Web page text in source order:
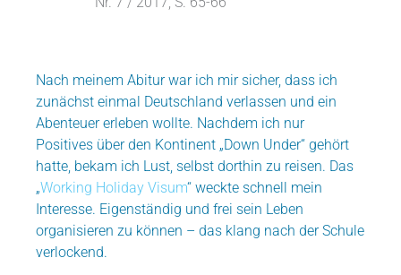
Nach meinem Abitur war ich mir sicher, dass ich
zunächst einmal Deutschland verlassen und ein
Abenteuer erleben wollte. Nachdem ich nur
Positives über den Kontinent „Down Under“ gehört
hatte, bekam ich Lust, selbst dorthin zu reisen. Das
„Working Holiday Visum“ weckte schnell mein
Interesse. Eigenständig und frei sein Leben
organisieren zu können – das klang nach der Schule
verlockend.